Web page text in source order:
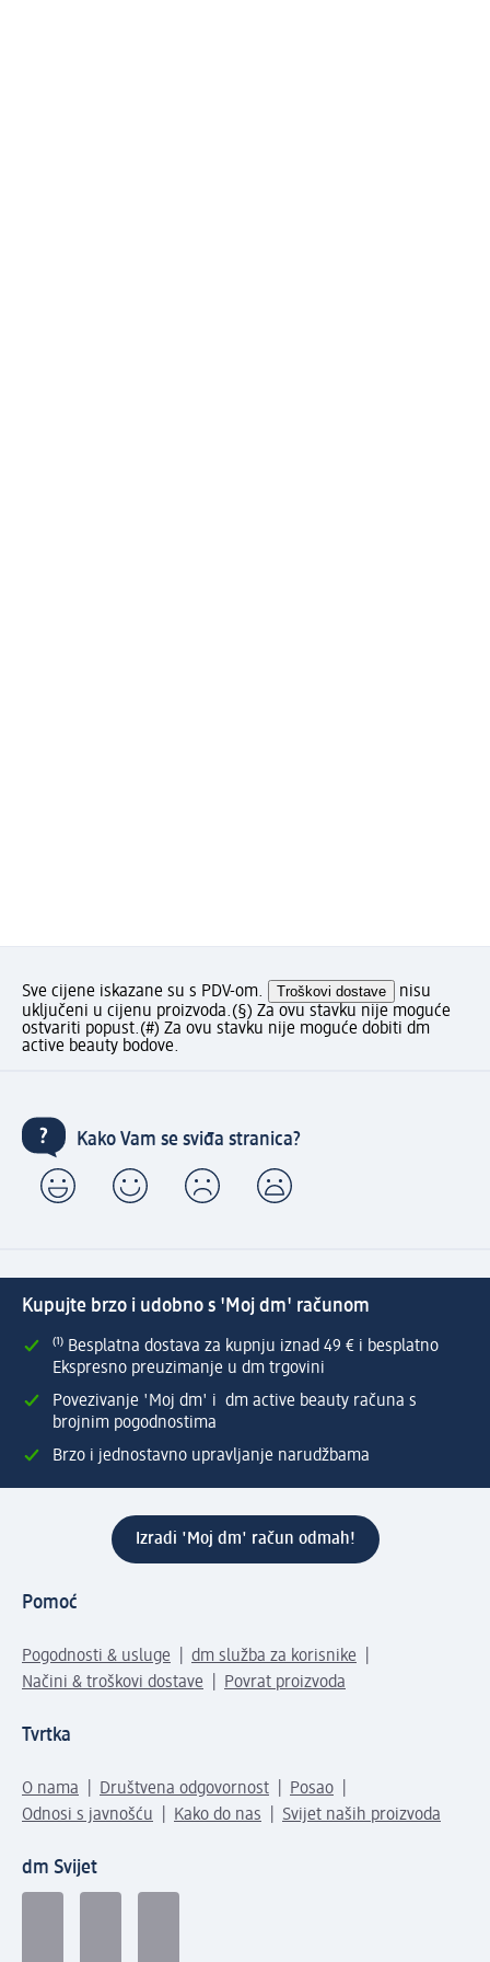
Sve cijene iskazane su s PDV-om. Troškovi dostave
nisu
uključeni u cijenu proizvoda.(§) Za ovu stavku nije moguće
ostvariti popust.(#) Za ovu stavku nije moguće dobiti dm
active beauty bodove.
Kako Vam se sviđa stranica?
Kupujte brzo i udobno s 'Moj dm' računom
⁽¹⁾ Besplatna dostava za kupnju iznad 49 € i besplatno
Ekspresno preuzimanje u dm trgovini
Povezivanje 'Moj dm' i dm active beauty računa s
brojnim pogodnostima
Brzo i jednostavno upravljanje narudžbama
Izradi 'Moj dm' račun odmah!
Pomoć
Pogodnosti & usluge
dm služba za korisnike
Načini & troškovi dostave
Povrat proizvoda
Tvrtka
O nama Društvena odgovornost
Posao
Odnosi s javnošću
Kako do nas Svijet naših proizvoda
dm Svijet